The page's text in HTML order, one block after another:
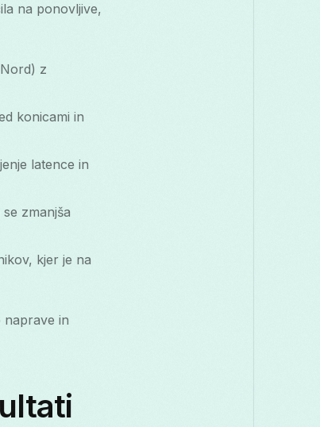
na ponovljive,
z
konicami in
latence in
zmanjša
kjer je na
naprave in